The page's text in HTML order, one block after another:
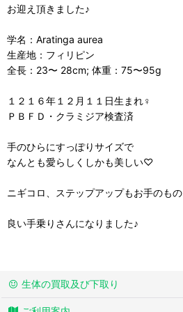
お迎え頂きました♪
学名：Aratinga aurea
生産地：フィリピン
全長：23〜 28cm; 体重：75〜95g
１２１６年１２月１１日生まれ♀
ＰＢＦＤ・クラミジア検査済
手のひらにすっぽりサイズで
なんとも愛らしくしかも美しい♡
ニギコロ、ステップアップもお手のもの
良い手乗りさんになりました♪
生体の買取及び下取り